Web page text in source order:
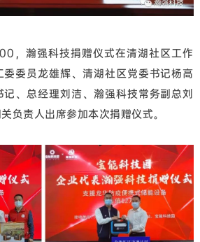
，瀚强科技捐赠仪式在清湖社区工作
委员龙雄辉、清湖社区党委书记杨高
、总经理刘洁、瀚强科技常务副总刘
负责人出席参加本次捐赠仪式。